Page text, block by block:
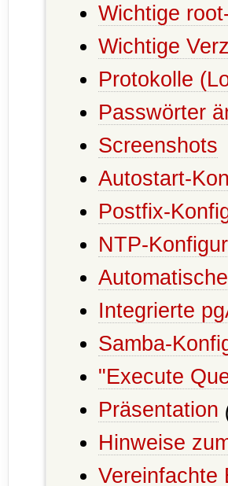
Wichtige
Wichtige
Protokolle
Passwörter
Screenshots
Autostart-
Postfix-
NTP-
Integrierte
Samba-
"Execute
Präsentation
Hinweise
Vereinfachte